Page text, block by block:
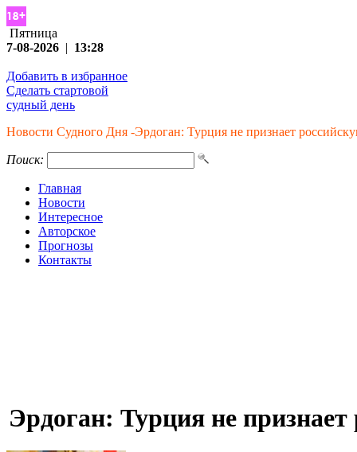
Пятница
7-08-2026 | 13:28
Добавить в избранное
Сделать стартовой
судный день
Новости Судного Дня -Эрдоган: Турция не признает
Поиск:
Главная
Новости
Интересное
Авторское
Прогнозы
Контакты
Эрдоган: Турция не